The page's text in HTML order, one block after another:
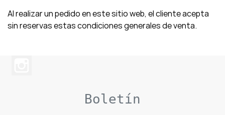
Al realizar un pedido en este sitio web, el cliente acepta
sin reservas estas condiciones generales de venta.
Boletín